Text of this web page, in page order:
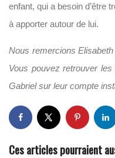
enfant, qui a besoin d’être
à apporter autour de lui.
Nous remercions
Vous pouvez retrouver
Gabriel sur leur compte
Ces articles pourraient